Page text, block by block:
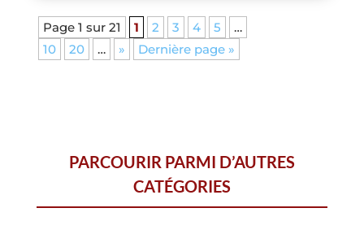
Page 1 sur 21 1 2 3 4 5
…
10
20 … » Dernière page »
PARCOURIR PARMI D’AUTRES
CATÉGORIES